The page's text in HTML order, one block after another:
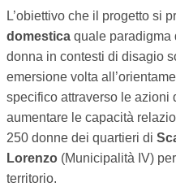
L’obiettivo che il progetto si
domestica quale paradigma
donna in contesti di disagio
emersione volta
specifico attraverso le azioni
aumentare le capacità
250 donne dei quartieri di
Lorenzo (Municipalità IV)
territorio.